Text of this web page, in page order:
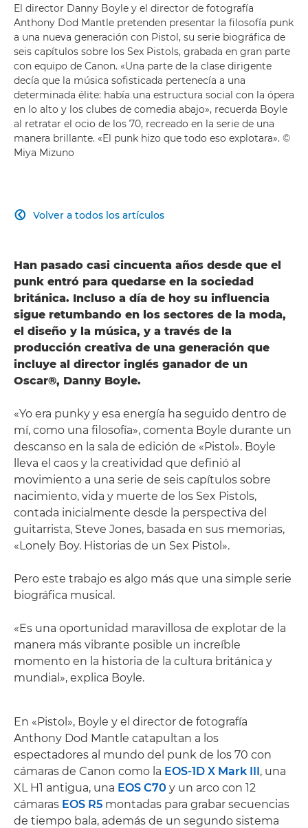
El director Danny Boyle y el director de fotografía
Anthony Dod Mantle pretenden presentar la filosofía punk
a una nueva generación con Pistol, su serie biográfica de
seis capítulos sobre los Sex Pistols, grabada en gran parte
con equipo de Canon. «Una parte de la clase dirigente
decía que la música sofisticada pertenecía a una
determinada élite: había una estructura social con la ópera
en lo alto y los clubes de comedia abajo», recuerda Boyle
al retratar el ocio de los 70, recreado en la serie de una
manera brillante. «El punk hizo que todo eso explotara». ©
Miya Mizuno
Volver a todos los artículos

Han pasado casi cincuenta años desde que el
punk entró para quedarse en la sociedad
británica. Incluso a día de hoy su influencia
sigue retumbando en los sectores de la moda,
el diseño y la música, y a través de la
producción creativa de una generación que
incluye al director inglés ganador de un
Oscar®, Danny Boyle.
«Yo era punky y esa energía ha seguido dentro de
mí, como una filosofía», comenta Boyle durante un
descanso en la sala de edición de «Pistol». Boyle
lleva el caos y la creatividad que definió al
movimiento a una serie de seis capítulos sobre
nacimiento, vida y muerte de los Sex Pistols,
contada inicialmente desde la perspectiva del
guitarrista, Steve Jones, basada en sus memorias,
«Lonely Boy. Historias de un Sex Pistol».
Pero este trabajo es algo más que una simple serie
biográfica musical.
«Es una oportunidad maravillosa de explotar de la
manera más vibrante posible un increíble
momento en la historia de la cultura británica y
mundial», explica Boyle.
En «Pistol», Boyle y el director de fotografía
Anthony Dod Mantle catapultan a los
espectadores al mundo del punk de los 70 con
cámaras de Canon como la EOS-1D X Mark III, una
XL H1 antigua, una EOS C70 y un arco con 12
cámaras EOS R5 montadas para grabar secuencias
de tiempo bala, además de un segundo sistema